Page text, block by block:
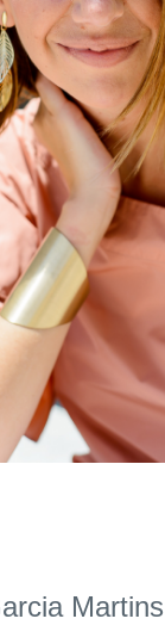
Martins